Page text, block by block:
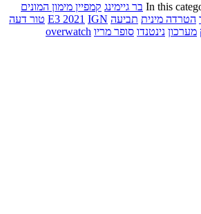
In this בר גיימינג קמפיין מימון המונים
הטרדה מינית תביעה E3 2021 IGN
טור דעה
מערכון נינטנדו סופר מריו overwatch